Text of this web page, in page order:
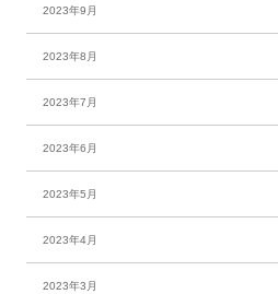
2023年9月
2023年8月
2023年7月
2023年6月
2023年5月
2023年4月
2023年3月